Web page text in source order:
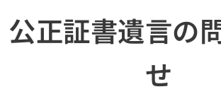
公正証書遺言の
せ